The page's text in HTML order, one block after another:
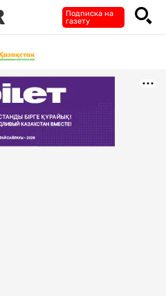
Подписка на
газету